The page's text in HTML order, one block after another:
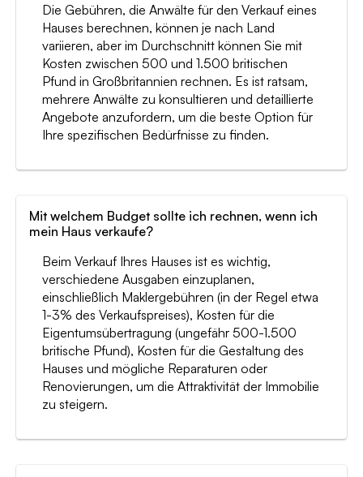
Die Gebühren, die Anwälte für den Verkauf eines
Hauses berechnen, können je nach Land
variieren, aber im Durchschnitt können Sie mit
Kosten zwischen 500 und 1.500 britischen
Pfund in Großbritannien rechnen. Es ist ratsam,
mehrere Anwälte zu konsultieren und detaillierte
Angebote anzufordern, um die beste Option für
Ihre spezifischen Bedürfnisse zu finden.
Mit welchem Budget sollte ich rechnen, wenn ich
mein Haus verkaufe?
Beim Verkauf Ihres Hauses ist es wichtig,
verschiedene Ausgaben einzuplanen,
einschließlich Maklergebühren (in der Regel etwa
1-3% des Verkaufspreises), Kosten für die
Eigentumsübertragung (ungefähr 500-1.500
britische Pfund), Kosten für die Gestaltung des
Hauses und mögliche Reparaturen oder
Renovierungen, um die Attraktivität der Immobilie
zu steigern.